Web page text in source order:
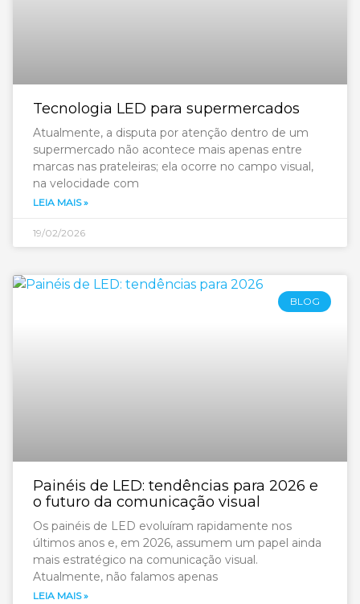
Tecnologia LED para supermercados
Atualmente, a disputa por atenção dentro de um
supermercado não acontece mais apenas entre
marcas nas prateleiras; ela ocorre no campo visual,
na velocidade com
LEIA MAIS »
19/02/2026
BLOG
Painéis de LED: tendências para 2026 e
o futuro da comunicação visual
Os painéis de LED evoluíram rapidamente nos
últimos anos e, em 2026, assumem um papel ainda
mais estratégico na comunicação visual.
Atualmente, não falamos apenas
LEIA MAIS »